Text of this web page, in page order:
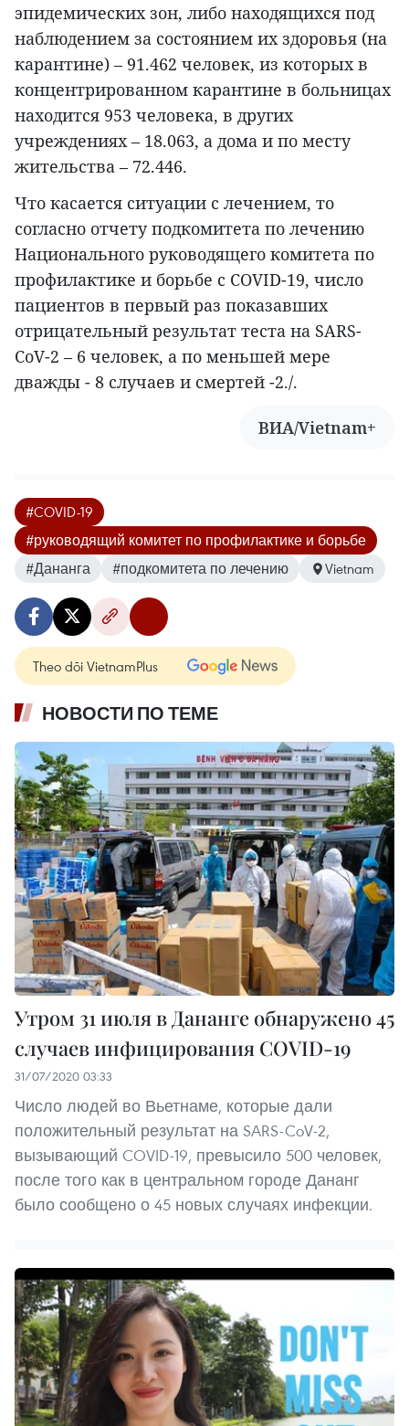
эпидемических зон, либо находящихся под
наблюдением за состоянием их здоровья (на
карантине) – 91.462 человек, из которых в
концентрированном карантине в больницах
находится 953 человека, в других
учреждениях – 18.063, а дома и по месту
жительства – 72.446.
Что касается ситуации с лечением, то
согласно отчету подкомитета по лечению
Национального руководящего комитета по
профилактике и борьбе с COVID-19, число
пациентов в первый раз показавших
отрицательный результат теста на SARS-
CoV-2 – 6 человек, а по меньшей мере
дважды - 8 случаев и смертей -2./.
ВИА/Vietnam+
#COVID-19
#руководящий комитет по профилактике и борьбе
#Дананга
#подкомитета по лечению Vietnam
Theo dõi VietnamPlus
НОВОСТИ ПО ТЕМЕ
Утром 31 июля в Дананге обнаружено 45
случаев инфицирования COVID-19
31/07/2020 03:33
Число людей во Вьетнаме, которые дали
положительный результат на SARS-CoV-2,
вызывающий COVID-19, превысило 500 человек,
после того как в центральном городе Дананг
было сообщено о 45 новых случаях инфекции.